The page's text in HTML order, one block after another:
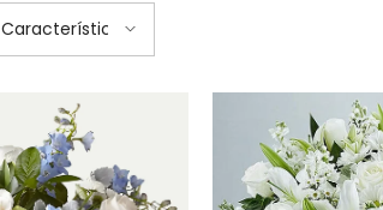
Características